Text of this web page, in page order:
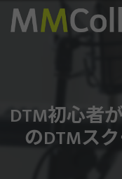
DTM初心者
のDTMス